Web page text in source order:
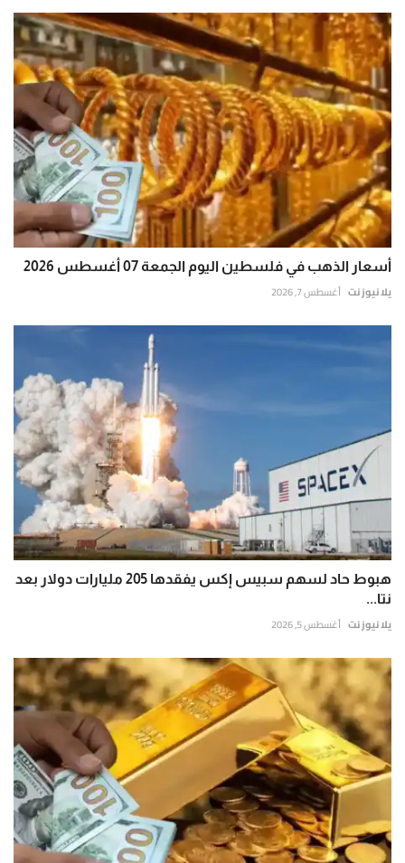
أسعار الذهب في فلسطين اليوم الجمعة 07 أغسطس 2026
يلا نيوز نت أغسطس 7, 2026
هبوط حاد لسهم سبيس إكس يفقدها 205 مليارات دولار بعد
نتا...
يلا نيوز نت أغسطس 5, 2026